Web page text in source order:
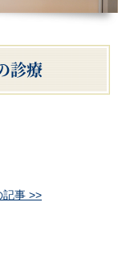
診療
記事 >>